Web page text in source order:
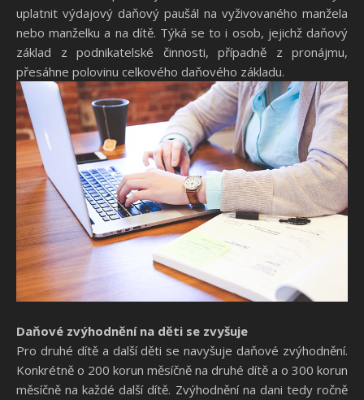
uplatnit výdajový daňový paušál na vyživovaného manžela
nebo manželku a na dítě. Týká se to i osob, jejichž daňový
základ z podnikatelské činnosti, případně z pronájmu,
přesáhne polovinu celkového daňového základu.
Daňové zvýhodnění na děti se zvyšuje
Pro druhé dítě a další děti se navyšuje daňové zvýhodnění.
Konkrétně o 200 korun měsíčně na druhé dítě a o 300 korun
měsíčně na každé další dítě. Zvýhodnění na dani tedy ročně